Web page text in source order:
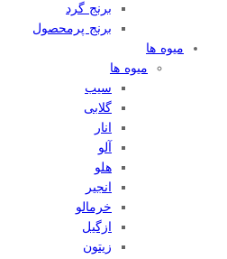
برنج گرد
برنج پرمحصول
میوه ها
میوه ها
سیب
گلابی
انار
آلو
هلو
انجیر
خرمالو
ازگیل
زیتون